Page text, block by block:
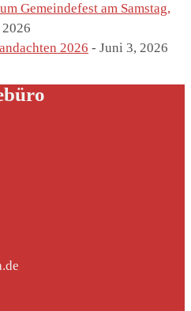
Gemeindefest am Samstag,
2026 - Juni 3, 2026